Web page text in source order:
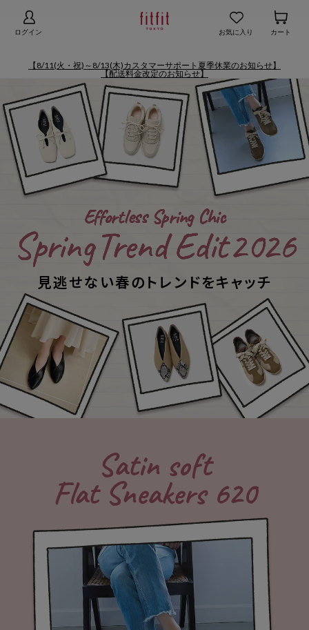
ログイン お気に入り カート
【8/11(火・祝)～8/13(木)カスタマーサポート夏季休業のお知らせ】
【配送料金改定のお知らせ】
Effortless Spring Chic
SpringTrend Edit2026
見逃せない春のトレンドをキャッチ
Satin soft
Flat Sneakers 620